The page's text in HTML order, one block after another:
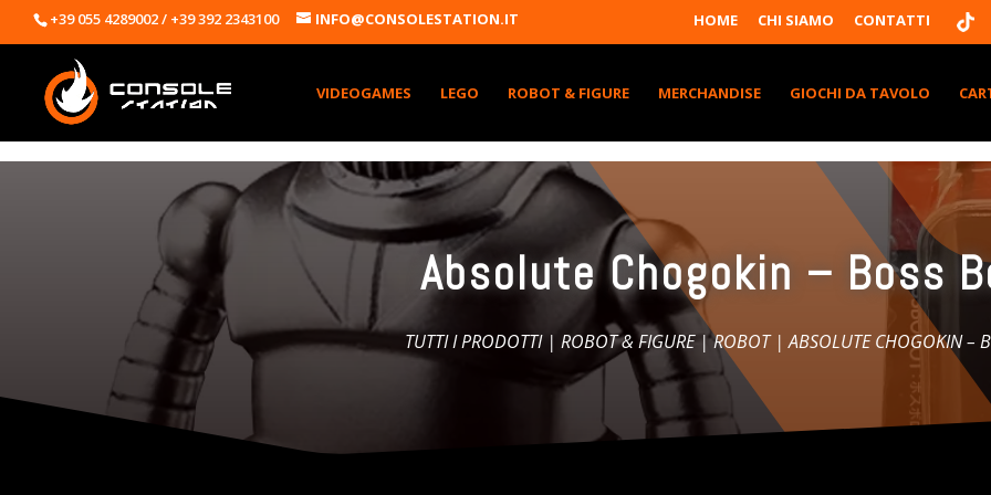
+39 055 4289002 / +39 392 2343100 INFO@CONSOLESTATION.IT HOME CHI SIAMO CONTATTI
K
K
VIDEOGAMES LEGO ROBOT & FIGURE MERCHANDISE GIOCHI DA TAVOLO
Absolute Chogokin – Boss
TUTTI I PRODOTTI| ROBOT & FIGURE|ROBOT| ABSOLUTE CHOGOKIN –